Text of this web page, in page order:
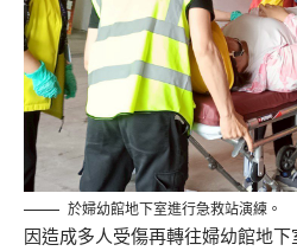
於婦幼館地下室進行急救站演練。
因造成多人受傷再轉往婦幼館地